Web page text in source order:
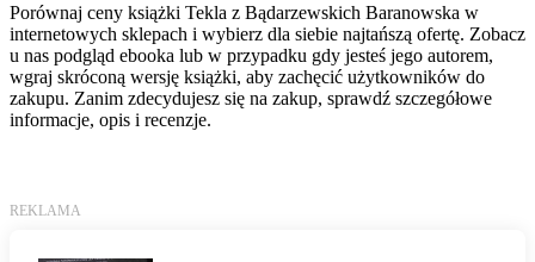
Porównaj ceny książki Tekla z Bądarzewskich Baranowska w
internetowych sklepach i wybierz dla siebie najtańszą ofertę. Zobacz
u nas podgląd ebooka lub w przypadku gdy jesteś jego autorem,
wgraj skróconą wersję książki, aby zachęcić użytkowników do
zakupu. Zanim zdecydujesz się na zakup, sprawdź szczegółowe
informacje, opis i recenzje.